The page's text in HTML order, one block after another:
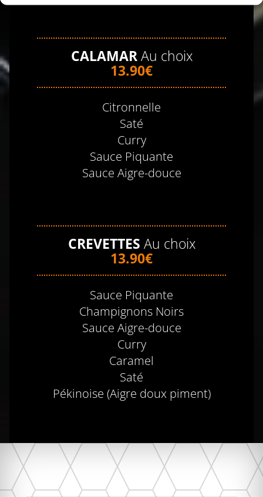
CALAMARAu choix
13.90€
Citronnelle
Saté
Curry
Sauce Piquante
Sauce Aigre-douce
CREVETTES Au choix
13.90€
Sauce Piquante
Champignons Noirs
Sauce Aigre-douce
Curry
Caramel
Saté
Pékinoise (Aigre doux piment)